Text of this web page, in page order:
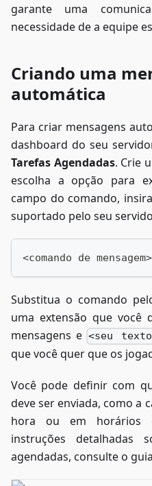
garante uma
necessidade de a equipe
Criando uma
automática
Para criar mensagens
dashboard do seu
Tarefas Agendadas. Crie
escolha a opção para
campo do comando,
suportado pelo seu
<comando de
Substitua o comando
uma extensão que você
mensagens e <seu texto
que você quer que os
Você pode definir com
deve ser enviada, como a
hora ou em horários
instruções detalhadas
agendadas, consulte o guia